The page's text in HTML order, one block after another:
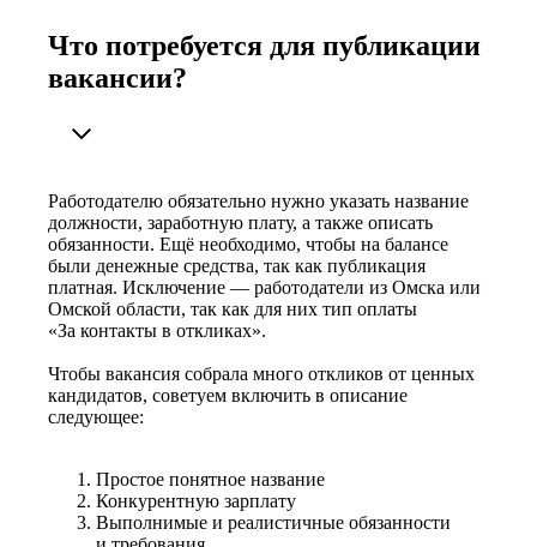
Что потребуется для публикации
вакансии?
Работодателю обязательно нужно указать название
должности, заработную плату, а также описать
обязанности. Ещё необходимо, чтобы на балансе
были денежные средства, так как публикация
платная. Исключение — работодатели из Омска или
Омской области, так как для них тип оплаты
«За контакты в откликах».
Чтобы вакансия собрала много откликов от ценных
кандидатов, советуем включить в описание
следующее:
Простое понятное название
Конкурентную зарплату
Выполнимые и реалистичные обязанности